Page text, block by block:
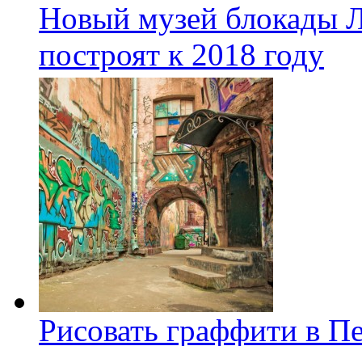
Новый музей блокады
построят к 2018 году
Рисовать граффити в